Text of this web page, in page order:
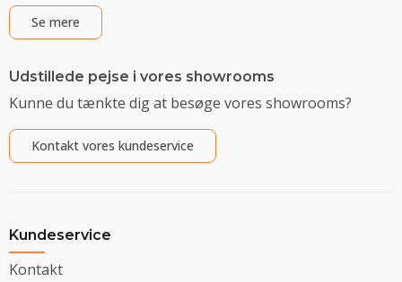
Se mere
Udstillede pejse i vores showrooms
Kunne du tænkte dig at besøge vores showrooms?
Kontakt vores kundeservice
Kundeservice
Kontakt